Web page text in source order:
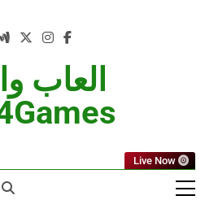
العاب
Live Now